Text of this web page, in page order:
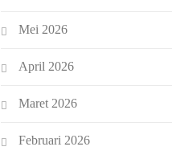
Mei 2026
April 2026
Maret 2026
Februari 2026